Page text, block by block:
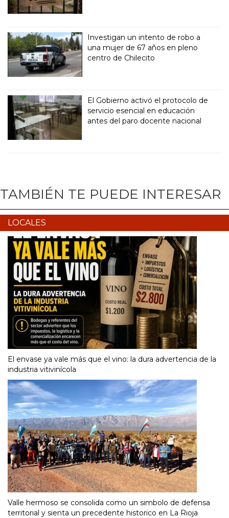
Investigan un intento de robo a
una mujer de 67 años en pleno
centro de Chilecito
El Gobierno activó el protocolo de
servicio esencial en educación
antes del paro docente nacional
TAMBIÉN TE PUEDE INTERESAR
LOCALES
El envase ya vale más que el vino: la dura advertencia de la
industria vitivinícola
Valle hermoso se consolida como un simbolo de defensa
territorial y sienta un precedente historico en La Rioja